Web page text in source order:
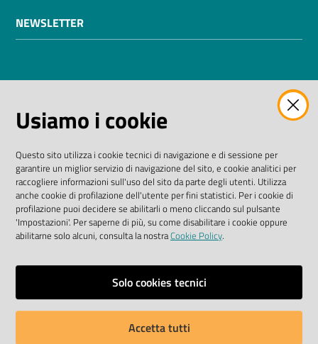
NEWSLETTER
I dati personali pubblicati sono riutilizzabili solo alle
2003/98/CE e dal D. Lgs. n. 36/2006
SEGUICI SU
Facebook Biblioteche
Instagram
TwitterYouTube
Scarica le app
Usiamo i cookie
Questo sito utilizza i cookie tecnici di navigazione e di sessione per
garantire un miglior servizio di navigazione del sito, e cookie analitici per
raccogliere informazioni sull'uso del sito da parte degli utenti. Utilizza
anche cookie di profilazione dell'utente per fini statistici. Per i cookie di
profilazione puoi decidere se abilitarli o meno cliccando sul pulsante
'Impostazioni'. Per saperne di più, su come disabilitare i cookie oppure
abilitarne solo alcuni, consulta la nostraCookie Policy.
Solo cookies tecnici
Accetta tutti